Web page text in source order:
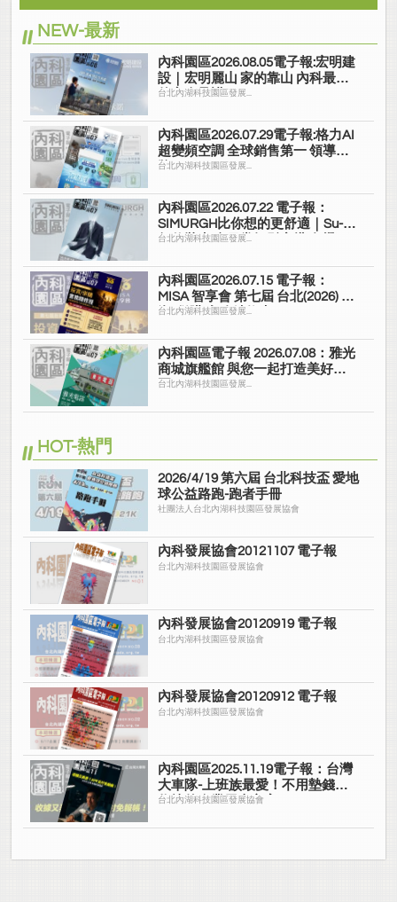
NEW-最新
內科園區2026.08.05電子報:宏明建
設｜宏明麗山 家的靠山 內科最高
的安全承諾
台北內湖科技園區發展...
內科園區2026.07.29電子報:格力AI
超變頻空調 全球銷售第一 領導品
牌
台北內湖科技園區發展...
內科園區2026.07.22 電子報：
SIMURGH比你想的更舒適｜Su-Si
舒仕裝 都會日常輕鬆穿搭 免燙可
台北內湖科技園區發展...
內科園區2026.07.15 電子報：
MISA 智享會 第七屆 台北(2026) 投
資/併購 實務精修班
台北內湖科技園區發展...
內科園區電子報 2026.07.08：雅光
商城旗艦館 與您一起打造美好家
園
台北內湖科技園區發展...
HOT-熱門
2026/4/19 第六屆 台北科技盃 愛地
球公益路跑-跑者手冊
社團法人台北內湖科技園區發展協會
內科發展協會20121107 電子報
台北內湖科技園區發展協會
內科發展協會20120919 電子報
台北內湖科技園區發展協會
內科發展協會20120912 電子報
台北內湖科技園區發展協會
內科園區2025.11.19電子報：台灣
大車隊-上班族最愛！不用墊錢拿
收據的企業用車方案
台北內湖科技園區發展協會